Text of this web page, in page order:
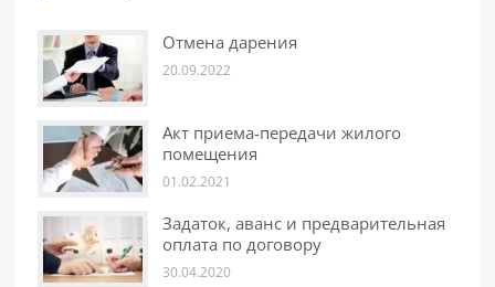
Отмена дарения
20.09.2022
Акт приема-передачи жилого
помещения
01.02.2021
Задаток, аванс и предварительная
оплата по договору
30.04.2020